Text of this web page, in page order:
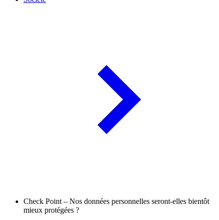
Check Point – Nos données personnelles seront-elles bientôt
mieux protégées ?